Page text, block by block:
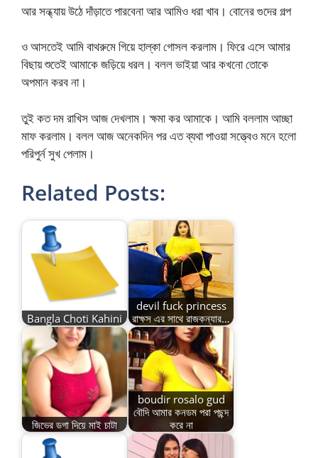
আর সন্ধ্যায় উঠে দাঁড়াতে পারবেনা আর আমিও ধরা খাব। বোনের গুদের গল্প
ও আসতেই আমি বাথরুমে গিয়ে হাল্কা গোসল করলাম। ফিরে এসে আমার
বিছায় শুতেই আমাকে জড়িয়ে ধরল। বলল ভাইয়া আর কখনো তোকে
অপমান করব না।
তুই কত দম রাখিস আজ দেখলাম। ক্ষমা কর আমাকে। আমি বললাম আচ্ছা
মাফ করলাম। বলল আজ অনেকদিন পর এত ব্যথা পাওয়া সত্ত্বেও মনে হলো
পরিপুর্ন সুখ পেলাম।
Related Posts:
Bangla Choti Kahini
devil fuck princess
রাক্ষস এর সাথে রাজকন্যার…
জিভের ডগা দিয়ে মাই চাটা
boudir rosalo gud
বৌদি আমার কনডম পরা পছন্দ
করে না